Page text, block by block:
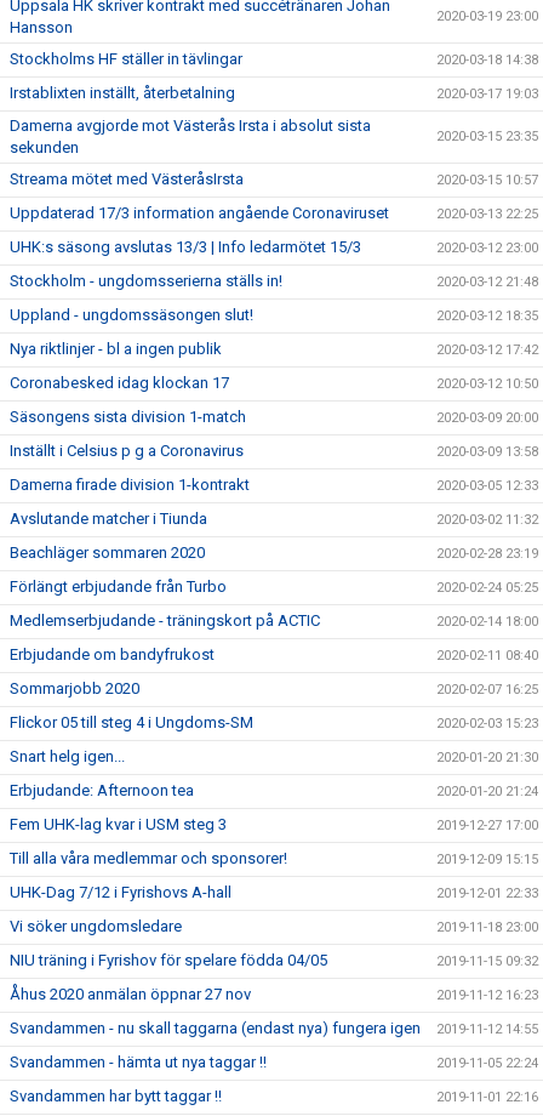
Uppsala HK skriver kontrakt med succétränaren Johan
Hansson
2020-03-19 23:00
Stockholms HF ställer in tävlingar 2020-03-18 14:38
Irstablixten inställt, återbetalning 2020-03-17 19:03
Damerna avgjorde mot Västerås Irsta i absolut sista
sekunden
2020-03-15 23:35
Streama mötet med VästeråsIrsta 2020-03-15 10:57
Uppdaterad 17/3 information angående Coronaviruset 2020-03-13 22:25
UHK:s säsong avslutas 13/3 | Info ledarmötet 15/3 2020-03-12 23:00
Stockholm - ungdomsserierna ställs in! 2020-03-12 21:48
Uppland - ungdomssäsongen slut! 2020-03-12 18:35
Nya riktlinjer - bl a ingen publik 2020-03-12 17:42
Coronabesked idag klockan 17 2020-03-12 10:50
Säsongens sista division 1-match 2020-03-09 20:00
Inställt i Celsius p g a Coronavirus 2020-03-09 13:58
Damerna firade division 1-kontrakt 2020-03-05 12:33
Avslutande matcher i Tiunda 2020-03-02 11:32
Beachläger sommaren 2020 2020-02-28 23:19
Förlängt erbjudande från Turbo 2020-02-24 05:25
Medlemserbjudande - träningskort på ACTIC 2020-02-14 18:00
Erbjudande om bandyfrukost 2020-02-11 08:40
Sommarjobb 2020 2020-02-07 16:25
Flickor 05 till steg 4 i Ungdoms-SM 2020-02-03 15:23
Snart helg igen... 2020-01-20 21:30
Erbjudande: Afternoon tea 2020-01-20 21:24
Fem UHK-lag kvar i USM steg 3 2019-12-27 17:00
Till alla våra medlemmar och sponsorer! 2019-12-09 15:15
UHK-Dag 7/12 i Fyrishovs A-hall 2019-12-01 22:33
Vi söker ungdomsledare 2019-11-18 23:00
NIU träning i Fyrishov för spelare födda 04/05 2019-11-15 09:32
Åhus 2020 anmälan öppnar 27 nov 2019-11-12 16:23
Svandammen - nu skall taggarna (endast nya) fungera igen 2019-11-12 14:55
Svandammen - hämta ut nya taggar !! 2019-11-05 22:24
Svandammen har bytt taggar !! 2019-11-01 22:16